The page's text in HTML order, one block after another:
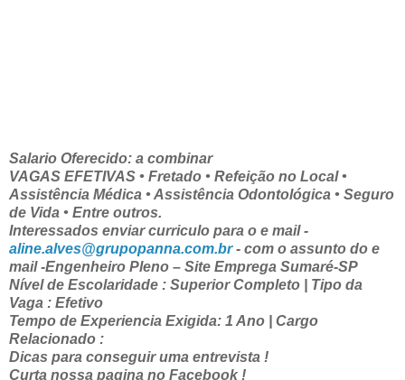
Salario Oferecido: a combinar
VAGAS EFETIVAS • Fretado • Refeição no Local •
Assistência Médica • Assistência Odontológica • Seguro
de Vida • Entre outros.
Interessados enviar curriculo para o e mail -
aline.alves@grupopanna.com.br- com o assunto do e
mail -Engenheiro Pleno – Site Emprega Sumaré-SP
Nível de Escolaridade : Superior Completo | Tipo da
Vaga : Efetivo
Tempo de Experiencia Exigida: 1 Ano | Cargo
Relacionado :
Dicas para conseguir uma entrevista !
Curta nossa pagina no Facebook !